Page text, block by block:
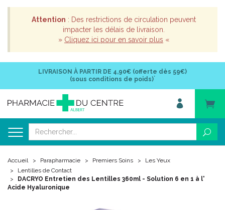
Attention : Des restrictions de circulation peuvent
impacter les délais de livraison.
» Cliquez ici pour en savoir plus «
LIVRAISON À PARTIR DE 4,90€ (offerte dès 59€)
(sous conditions de poids)*
Accueil Parapharmacie Premiers Soins
Les Yeux
Lentilles de Contact
DACRYO Entretien des Lentilles 360ml - Solution 6 en 1 à l'
Acide Hyaluronique